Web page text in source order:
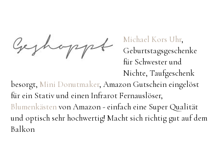
Michael Kors Uhr,
Geburtstagsgeschenke
für Schwester und
Nichte, Taufgeschenk
besorgt, Mini Donutmaker, Amazon Gutschein eingelöst
für ein Stativ und einen Infrarot Fernauslöser,
Blumenkästenvon Amazon - einfach eine Super Qualität
und optisch sehr hochwertig! Macht sich richtig gut auf dem
Balkon